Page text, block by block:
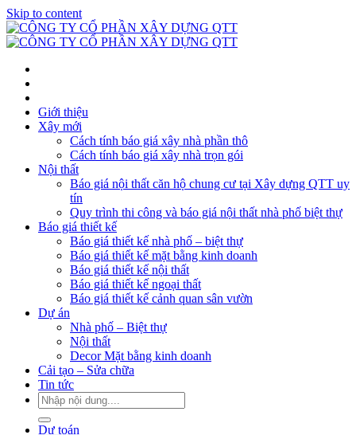
Skip to content
Giới thiệu
Xây mới
Cách tính báo giá xây nhà phần thô
Cách tính báo giá xây nhà trọn gói
Nội thất
Báo giá nội thất căn hộ chung cư tại Xây dựng QTT uy
tín
Quy trình thi công và báo giá nội thất nhà phố biệt thự
Báo giá thiết kế
Báo giá thiết kế nhà phố – biệt thự
Báo giá thiết kế mặt bằng kinh doanh
Báo giá thiết kế nội thất
Báo giá thiết kế ngoại thất
Báo giá thiết kế cảnh quan sân vườn
Dự án
Nhà phố – Biệt thự
Nội thất
Decor Mặt bằng kinh doanh
Cải tạo – Sửa chữa
Tin tức
Dự toán